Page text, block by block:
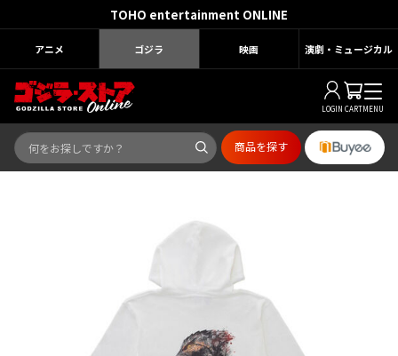
TOHO entertainment ONLINE
アニメ ゴジラ 映画 演劇・ミュージカル
LOGIN CARTMENU
商品を探す